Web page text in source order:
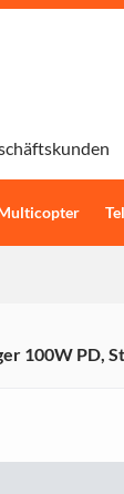
100W PD,